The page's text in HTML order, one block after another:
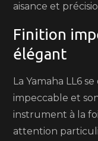
aisance et
Finition
élégant
La Yamaha LL6
impeccable et
instrument à la
attention